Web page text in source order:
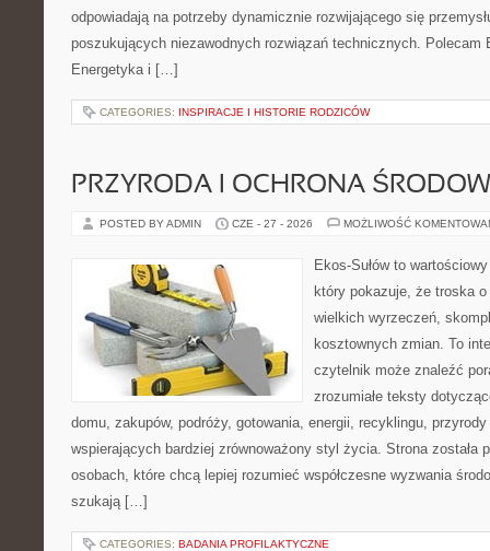
odpowiadają na potrzeby dynamicznie rozwijającego się
poszukujących niezawodnych rozwiązań technicznych. Polecam
Energetyka i […]
CATEGORIES: INSPIRACJE I HISTORIE RODZICÓW
PRZYRODA I OCHRONA
POSTED BY ADMIN CZE - 27 - 2026 MOŻLIWOŚĆ
Ekos-Sułów to
który pokazuje, że troska
wielkich wyrzeczeń,
kosztownych zmian. To
czytelnik może znaleźć
zrozumiałe teksty
domu, zakupów, podróży, gotowania, energii, recyklingu,
wspierających bardziej zrównoważony styl życia. Strona została
osobach, które chcą lepiej rozumieć współczesne wyzwania
szukają […]
CATEGORIES: BADANIA PROFILAKTYCZNE